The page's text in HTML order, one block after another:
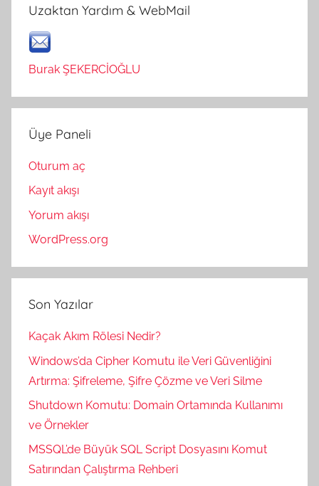
Uzaktan Yardım & WebMail
Burak ŞEKERCİOĞLU
Üye Paneli
Oturum aç
Kayıt akışı
Yorum akışı
WordPress.org
Son Yazılar
Kaçak Akım Rölesi Nedir?
Windows’da Cipher Komutu ile Veri Güvenliğini
Artırma: Şifreleme, Şifre Çözme ve Veri Silme
Shutdown Komutu: Domain Ortamında Kullanımı
ve Örnekler
MSSQL’de Büyük SQL Script Dosyasını Komut
Satırından Çalıştırma Rehberi